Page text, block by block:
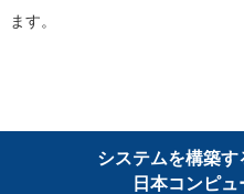
ます。
システムを構築す
日本コンピ